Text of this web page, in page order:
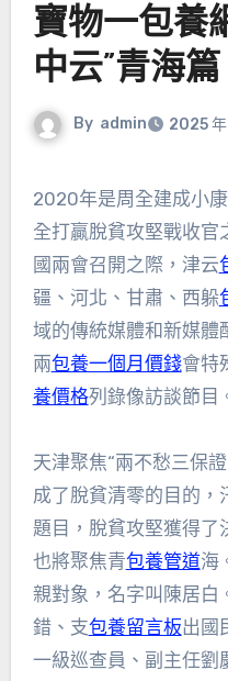
寶物一包養
中云”青海篇
By admin 2025
2020年是周全建成小康社會目的完成之年，也是周
全打贏脫貧攻堅戰收官
國兩會召開之際，津云
疆、河北、甘肅、西躲
域的傳統媒體和新媒體
兩包養一個月價錢會特
養價格列錄像訪談節目
天津聚焦“兩不愁三保
成了脫貧清零的目的，
題目，脫貧攻堅獲得了
也將聚焦青包養管道海
親對象，名字叫陳居白
錯、支包養留言板出國
一級巡查員、副主任劉